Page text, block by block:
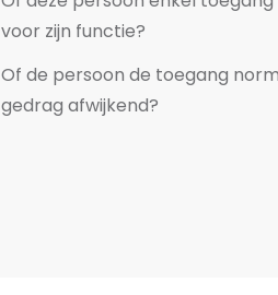
voor zijn functie?
Of de persoon de toegang
gedrag afwijkend?